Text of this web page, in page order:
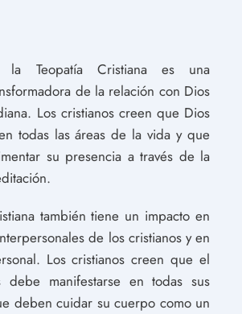
la Teopatía Cristiana es una
de la relación con Dios
Los cristianos creen que Dios
todas las áreas de la vida y que
su presencia a través de la
también tiene un impacto en
de los cristianos y en
Los cristianos creen que el
manifestarse en todas sus
deben cuidar su cuerpo como un